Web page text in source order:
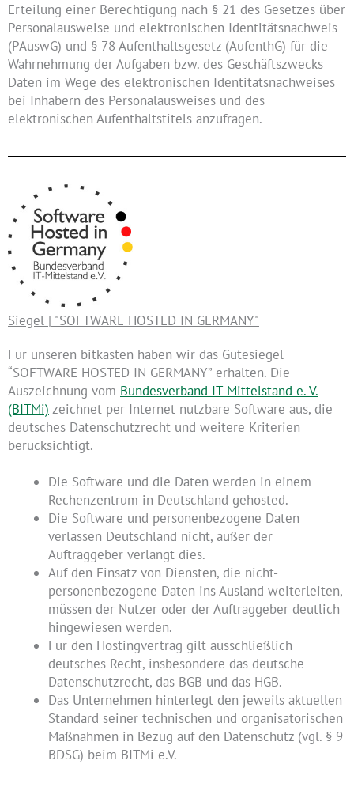
Erteilung einer Berechtigung nach § 21 des Gesetzes über
Personalausweise und elektronischen Identitätsnachweis
(PAuswG) und § 78 Aufenthaltsgesetz (AufenthG) für die
Wahrnehmung der Aufgaben bzw. des Geschäftszwecks
Daten im Wege des elektronischen Identitätsnachweises
bei Inhabern des Personalausweises und des
elektronischen Aufenthaltstitels anzufragen.
Siegel | "SOFTWARE HOSTED IN GERMANY"
Für unseren bitkasten haben wir das Gütesiegel
“SOFTWARE HOSTED IN GERMANY” erhalten. Die
Auszeichnung vom Bundesverband IT-Mittelstand e. V.
(BITMi) zeichnet per Internet nutzbare Software aus, die
deutsches Datenschutzrecht und weitere Kriterien
berücksichtigt.
Die Software und die Daten werden in einem
Rechenzentrum in Deutschland gehosted.
Die Software und personenbezogene Daten
verlassen Deutschland nicht, außer der
Auftraggeber verlangt dies.
Auf den Einsatz von Diensten, die nicht-
personenbezogene Daten ins Ausland weiterleiten,
müssen der Nutzer oder der Auftraggeber deutlich
hingewiesen werden.
Für den Hostingvertrag gilt ausschließlich
deutsches Recht, insbesondere das deutsche
Datenschutzrecht, das BGB und das HGB.
Das Unternehmen hinterlegt den jeweils aktuellen
Standard seiner technischen und organisatorischen
Maßnahmen in Bezug auf den Datenschutz (vgl. § 9
BDSG) beim BITMi e.V.